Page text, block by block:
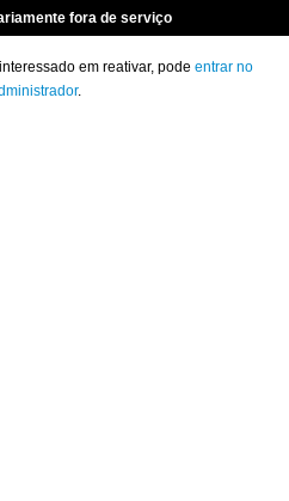
fora de serviço
em reativar, pode entrar no
.